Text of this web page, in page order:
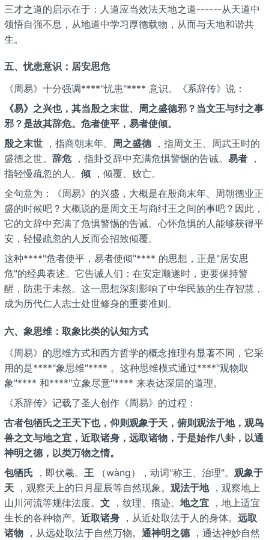
三才之道的启示在于：人道应当效法天地之道------从天道中
领悟自强不息，从地道中学习厚德载物，从而与天地和谐共
生。
五、忧患意识：居安思危
《周易》十分强调****"忧患"**** 意识。《系辞传》说：
《易》之兴也，其当殷之末世、周之盛德邪？当文王与纣之事
邪？是故其辞危。危者使平，易者使倾。
殷之末世，指商朝末年。 周之盛德，指周文王、周武王时的
盛德之世。 辞危，指卦爻辞中充满危惧警惕的告诫。 易者，
指轻慢疏忽的人。 倾，倾覆、败亡。
全句意为：《周易》的兴盛，大概是在殷商末年、周朝德业正
盛的时候吧？大概说的是周文王与商纣王之间的事吧？因此，
它的文辞中充满了危惧警惕的告诫。心怀危惧的人能够获得平
安，轻慢疏忽的人反而会招致倾覆。
这种****"危者使平，易者使倾"**** 的思想，正是"居安思
危"的经典表述。它告诫人们：在安定顺遂时，更要保持警
醒，防患于未然。这一思想深刻影响了中华民族的生存智慧，
成为历代仁人志士处世修身的重要准则。
六、象思维：取象比类的认知方式
《周易》的思维方式和西方哲学的概念推理有显著不同，它采
用的是****"象思维"**** 。这种思维模式通过****"观物取
象"**** 和****"立象尽意"**** 来表达深层的道理。
《系辞传》记载了圣人创作《周易》的过程：
古者包牺氏之王天下也，仰则观象于天，俯则观法于地，观鸟
兽之文与地之宜，近取诸身，远取诸物，于是始作八卦，以通
神明之德，以类万物之情。
包牺氏 ，即伏羲。 王（wàng），动词"称王、治理"。 观象于
天，观察天上的日月星辰等自然现象。 观法于地，观察地上
山川河流等规律法度。 文，纹理、痕迹。 地之宜，地上适宜
生长的各种物产。 近取诸身，从近处取法于人的身体。 远取
诸物，从远处取法于自然万物。 通神明之德，通达神妙自然